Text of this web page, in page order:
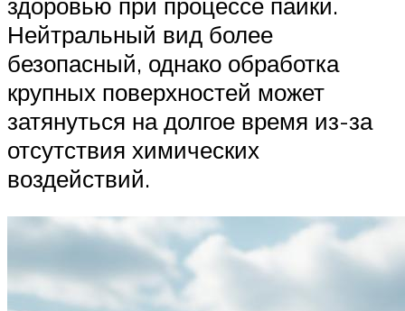
Нейтральный вид более
безопасный, однако обработка
крупных поверхностей может
затянуться на долгое время из-за
отсутствия химических
воздействий.